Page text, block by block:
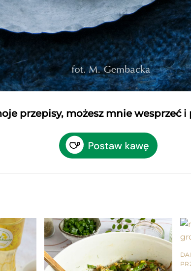
przepisy, możesz mnie wesprzeć